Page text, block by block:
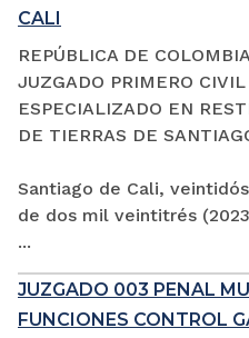
CALI
REPÚBLICA DE
JUZGADO PRIMERO
ESPECIALIZADO EN
DE TIERRAS DE
Santiago de Cali,
de dos mil veintitrés
...
JUZGADO 003 PENAL
FUNCIONES CONTROL